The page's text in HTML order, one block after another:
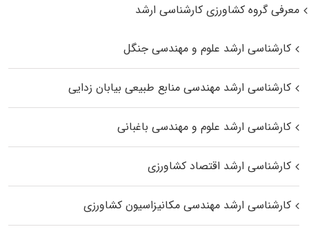
معرفی گروه کشاورزی کارشناسی ارشد
کارشناسی ارشد علوم و مهندسی جنگل
کارشناسی ارشد مهندسی منابع طبیعی بیابان زدایی
کارشناسی ارشد علوم و مهندسی باغبانی
کارشناسی ارشد اقتصاد کشاورزی
کارشناسی ارشد مهندسی مکانیزاسیون کشاورزی